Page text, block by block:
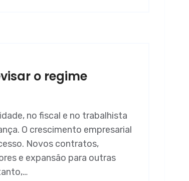
o regime
no fiscal e no trabalhista
O crescimento empresarial
Novos contratos,
e expansão para outras